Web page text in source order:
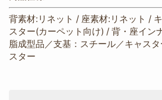
背素材:リネット / 座素材:リネット /
スター(カーペット向け) / 背・座イン
脂成型品／支基：スチール／キャス
スター